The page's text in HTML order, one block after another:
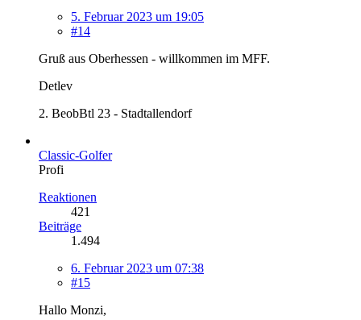
5. Februar 2023 um 19:05
#14
Gruß aus Oberhessen - willkommen im MFF.
Detlev
2. BeobBtl 23 - Stadtallendorf
Classic-Golfer
Profi
Reaktionen
421
Beiträge
1.494
6. Februar 2023 um 07:38
#15
Hallo Monzi,